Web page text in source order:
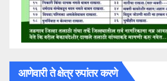
आणेवारी ते क्षेत्र रुपांतर करणे